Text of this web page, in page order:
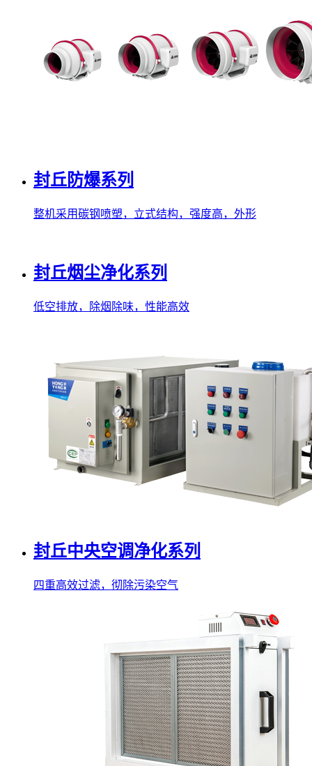
封丘防爆系列
整机采用碳钢喷塑，立式结构，强度高，外形
封丘烟尘净化系列
低空排放，除烟除味，性能高效
封丘中央空调净化系列
四重高效过滤，彻除污染空气